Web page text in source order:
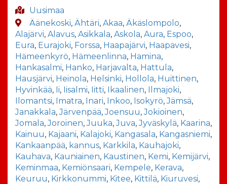
Uusimaa
Äänekoski, Ähtäri, Akaa, Äkäslompolo,
Alajärvi, Alavus, Asikkala, Askola, Aura, Espoo,
Eura, Eurajoki, Forssa, Haapajärvi, Haapavesi,
Hämeenkyrö, Hämeenlinna, Hamina,
Hankasalmi, Hanko, Harjavalta, Hattula,
Hausjärvi, Heinola, Helsinki, Hollola, Huittinen,
Hyvinkää, Ii, Iisalmi, Iitti, Ikaalinen, Ilmajoki,
Ilomantsi, Imatra, Inari, Inkoo, Isokyrö,Jämsä,
Janakkala,Järvenpää,Joensuu,Jokioinen,
Jomala,Joroinen,Juuka,Juva,Jyväskylä, Kaarina,
Kainuu, Kajaani, Kalajoki, Kangasala, Kangasniemi,
Kankaanpää, kannus, Karkkila, Kauhajoki,
Kauhava, Kauniainen, Kaustinen, Kemi, Kemijärvi,
Keminmaa, Kemiönsaari, Kempele, Kerava,
Keuruu, Kirkkonummi, Kitee, Kittilä, Kiuruvesi,